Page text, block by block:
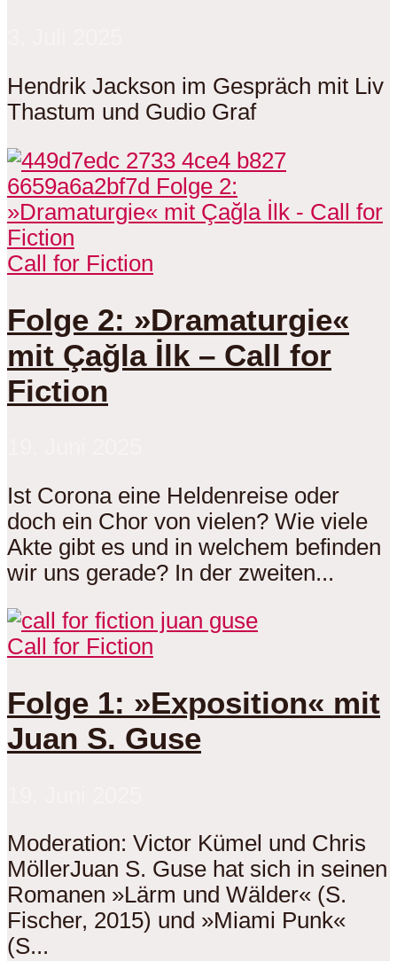
Hendrik Jackson im Gespräch mit Liv
Thastum und Gudio Graf
Call for Fiction
Folge 2: »Dramaturgie«
mit Çağla İlk – Call for
Fiction
Ist Corona eine Heldenreise oder
doch ein Chor von vielen? Wie viele
Akte gibt es und in welchem befinden
wir uns gerade? In der zweiten...
Call for Fiction
Folge 1: »Exposition« mit
Juan S. Guse
Moderation: Victor Kümel und Chris
MöllerJuan S. Guse hat sich in seinen
Romanen »Lärm und Wälder« (S.
Fischer, 2015) und »Miami Punk«
(S...